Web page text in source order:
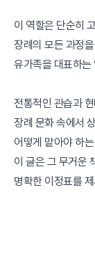
이 역할은 단순히
장례의 모든 과정
유가족을 대표하는
전통적인 관습과
장례 문화 속에서
어떻게 맡아야 하
이 글은 그 무거운
명확한 이정표를